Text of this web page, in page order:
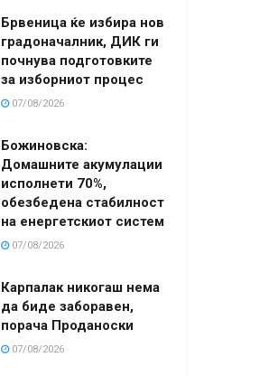
Брвеница ќе избира нов
градоначалник, ДИК ги
почнува подготовките
за изборниот процес
07/08/2026
Божиновска:
Домашните акумулации
исполнети 70%,
обезбедена стабилност
на енергетскиот систем
07/08/2026
Карпалак никогаш нема
да биде заборавен,
порача Проданоски
07/08/2026